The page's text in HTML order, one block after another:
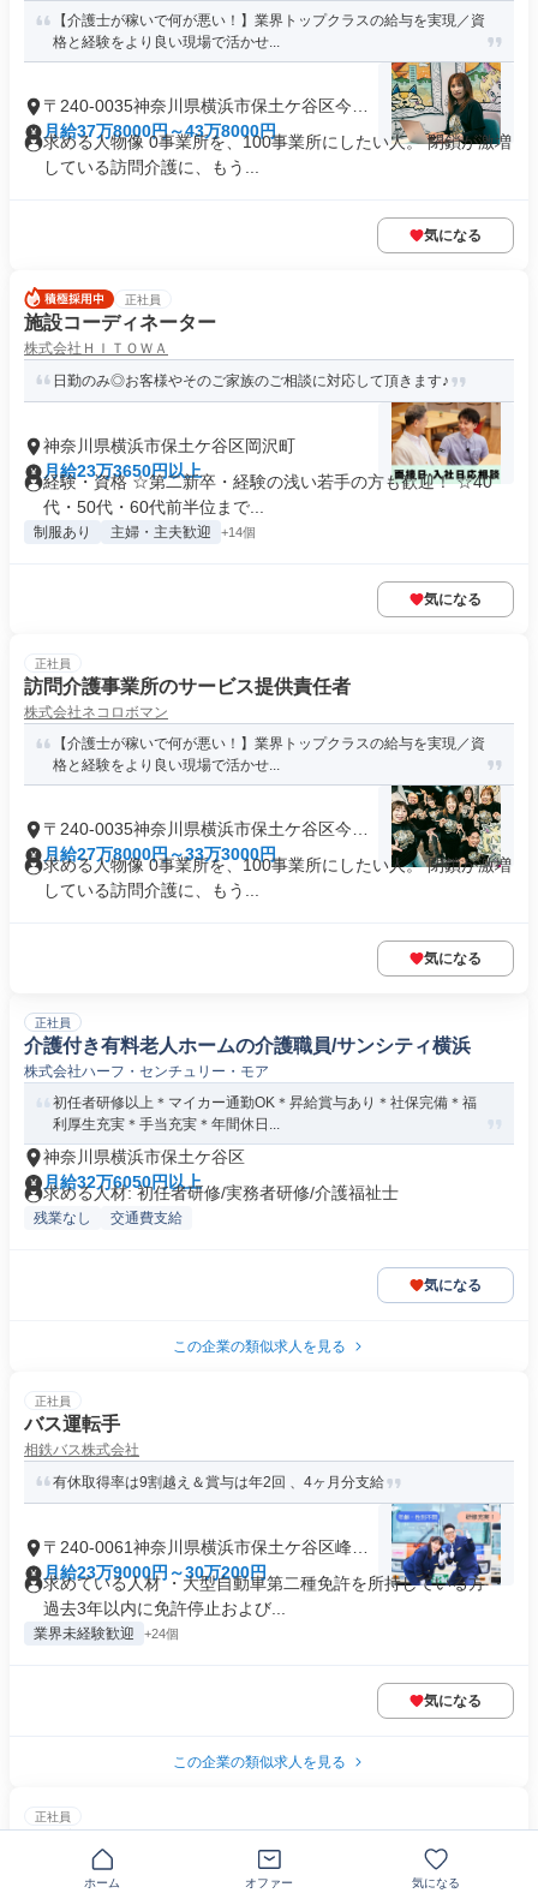
【介護士が稼いで何が悪い！】業界トップクラスの給与を実現／資
格と経験をより良い現場で活かせ...
〒240-0035神奈川県横浜市保土ケ谷区今井
町
月給37万8000円～43万8000円
求める人物像 0事業所を、100事業所にしたい人。 閉鎖が激増
している訪問介護に、もう...
気になる
正社員
施設コーディネーター
株式会社ＨＩＴＯＷＡ
日勤のみ◎お客様やそのご家族のご相談に対応して頂きます♪
神奈川県横浜市保土ケ谷区岡沢町
月給23万3650円以上
経験・資格 ☆第二新卒・経験の浅い若手の方も歓迎！ ☆40
代・50代・60代前半位まで...
制服あり 主婦・主夫歓迎 +14個
気になる
正社員
訪問介護事業所のサービス提供責任者
株式会社ネコロボマン
【介護士が稼いで何が悪い！】業界トップクラスの給与を実現／資
格と経験をより良い現場で活かせ...
〒240-0035神奈川県横浜市保土ケ谷区今井
町
月給27万8000円～33万3000円
求める人物像 0事業所を、100事業所にしたい人。 閉鎖が激増
している訪問介護に、もう...
気になる
正社員
介護付き有料老人ホームの介護職員/サンシティ横浜
株式会社ハーフ・センチュリー・モア
初任者研修以上＊マイカー通勤OK＊昇給賞与あり＊社保完備＊福
利厚生充実＊手当充実＊年間休日...
神奈川県横浜市保土ケ谷区
月給32万6050円以上
求める人材: 初任者研修/実務者研修/介護福祉士
残業なし 交通費支給
気になる
この企業の類似求人を見る
正社員
バス運転手
相鉄バス株式会社
有休取得率は9割越え＆賞与は年2回 、4ヶ月分支給
〒240-0061神奈川県横浜市保土ケ谷区峰沢
町
月給23万9000円～30万200円
求めている人材 ・大型自動車第二種免許を所持している方 ・
過去3年以内に免許停止および...
業界未経験歓迎 +24個
気になる
この企業の類似求人を見る
正社員
株式会社オリンピア
ホーム オファー 気になる